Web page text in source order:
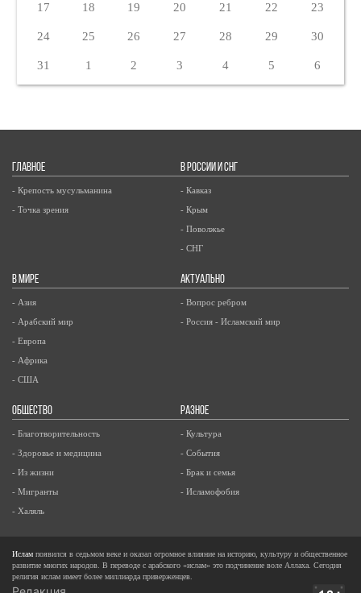
17 18 19 20 21 22 23
24 25 26 27 28 29 30
31 1 2 3 4 5 6
ГЛАВНОЕ
- Крепость мусульманина
- Точка зрения
В РОССИИ И СНГ
- Кавказ
- Крым
- Поволжье
- СНГ
В МИРЕ
- Азия
- Арабский мир
- Европа
- Африка
- США
АКТУАЛЬНО
- Вопрос ребром
- Россия - Исламский мир
ОБЩЕСТВО
- Благотворительность
- Здоровье и медицина
- Из жизни
- Мигранты
- Халяль
РАЗНОЕ
- Культура
- События
- Брак и семья
- Исламофобия
Ислам появился в седьмом веке и оказал огромное влияние на историю, культуру и общественное
развитие многих народов. В переводе с арабского «ислам» это подчинение воле Аллаха. Сегодня
религия ислам имеет более миллиарда приверженцев.